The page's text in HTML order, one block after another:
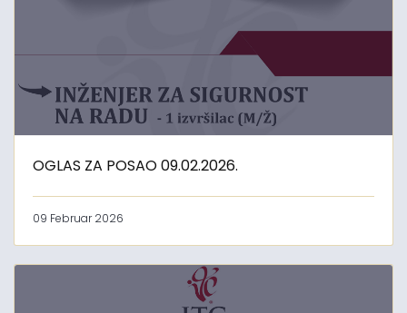
OGLAS ZA POSAO 09.02.2026.
09 Februar 2026